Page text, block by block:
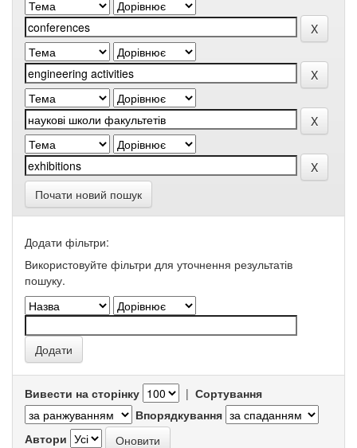
Почати новий пошук
Додати фільтри:
Використовуйте фільтри для уточнення результатів
пошуку.
Вивести на сторінку | Сортування
Впорядкування
Автори